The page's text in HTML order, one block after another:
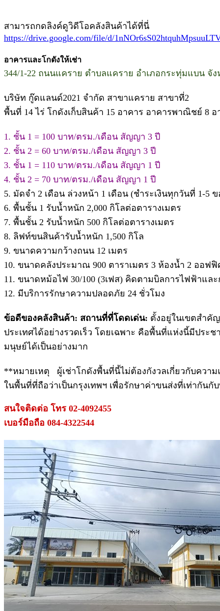
สามารถกดลิงค์ดูวิดีโอคลังสินค้าได้ที่นี่
https://drive.google.com/file/d/
อาคารและโกดังให้เช่า
344/1-22 ถนนแคราย ตำบลแคราย อำเภอกระทุ่มแบน จั
บริษัท กู๊ดแลนด์2021 จำกัด สาขาแคราย สาขาที่2
พื้นที่ 14 ไร่ โกดังเก็บสินค้า 15 อาคาร อาคารพาณิชย์ 8 อ
1. ชั้น 1 = 100 บาท/ตรม./เดือน สัญญา 3 ปี
2. ชั้น 2 = 60 บาท/ตรม./เดือน สัญญา 3 ปี
3. ชั้น 1 = 110 บาท/ตรม./เดือน สัญญา 1 ปี
4. ชั้น 2 = 70 บาท/ตรม./เดือน สัญญา 1 ปี
5. มัดจำ 2 เดือน ล่วงหน้า 1 เดือน (ชำระเงินทุกวันที่ 1-5
6. พื้นชั้น 1 รับน้ำหนัก 2,000 กิโลต่อตารางเมตร
7. พื้นชั้น 2 รับน้ำหนัก 500 กิโลต่อตารางเมตร
8. ลิฟท์ขนสินค้ารับน้ำหนัก 1,500 กิโล
9. ขนาดความกว้างถนน 12 เมตร
10. ขนาดคลังประมาณ 900 ตาราเมตร 3 ห้องน้ำ 2 ออฟ
11. ขนาดหม้อไฟ 30/100 (3เฟส) คิดตามบิลการไฟฟ้าและ
12. มีบริการรักษาความปลอดภัย 24 ชั่วโมง
ข้อดีของคลังสินค้า: สถานที่ที่โดดเด่น: ตั้งอยู่ในเขตสำคั
ประเทศได้อย่างรวดเร็ว โดยเฉพาะ คือพื้นที่แห่งนี้มีปร
มนุษย์ได้เป็นอย่างมาก
**หมายเหตุ ผู้เช่าโกดังพื้นที่นี้ไม่ต้องกังวลเกี่ยวกับควา
ในพื้นที่ที่ถือว่าเป็นกรุงเทพฯ เพื่อรักษาค่าขนส่งที่เท่ากันกั
สนใจติดต่อ โทร 02-4092455
เบอร์มือถือ 084-4322544